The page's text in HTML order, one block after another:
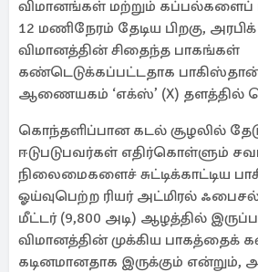
விமானங்கள் மற்றும் கப்பல்களைப்
12 மணிநேரம் தேடிய பிறகு,
விமானத்தின் சிதைந்த பாகங்கள்
கண்டெடுக்கப்பட்டதாக
ஆணையகம் ‘எக்ஸ்’ (X) தளத்தில்
கொந்தளிப்பான கடல் சூழலில்
ஈடுபடுபவர்கள் எதிர்கொள்ளும்
நிலைமைகளைச் சுட்டிக்காட்டிய
ஓய்வுபெற்ற ரியர் அட்மிரல் ஃபைசல்
மீட்டர் (9,800 அடி) ஆழத்தில்
விமானத்தின் முக்கிய பாகத்தைக்
கடினமானதாக இருக்கும் என்றும்,